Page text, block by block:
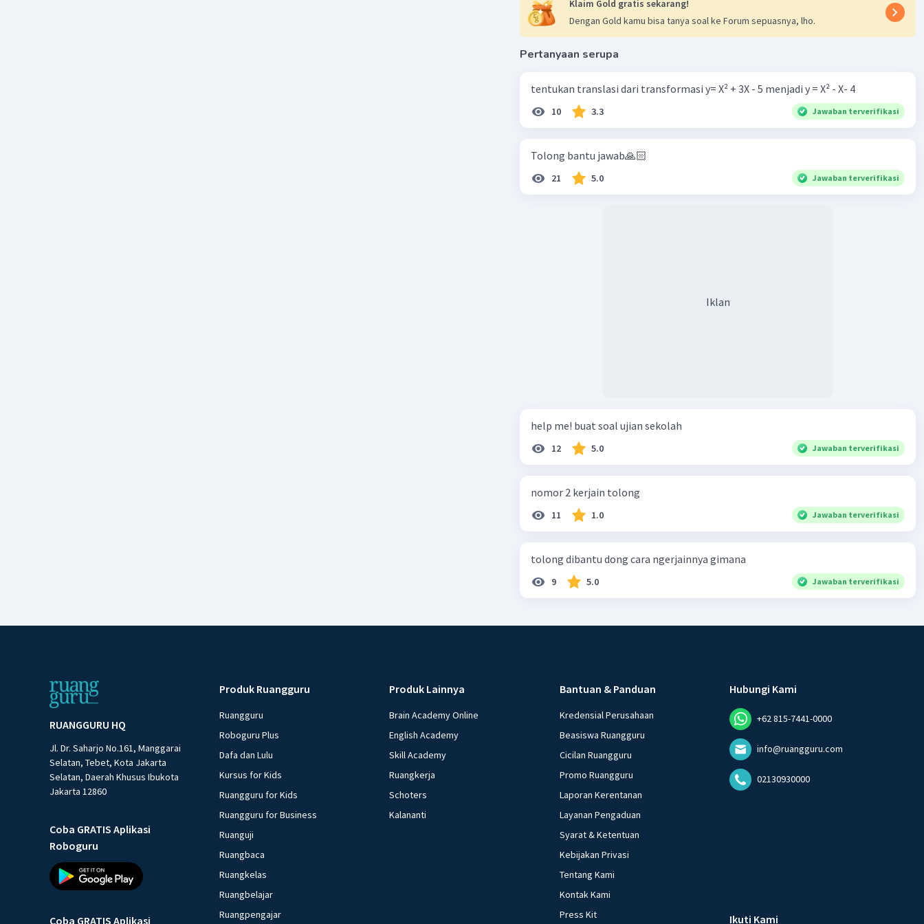
Klaim Gold gratis sekarang!
Dengan Gold kamu bisa tanya soal ke Forum sepuasnya, lho.
Pertanyaan serupa
tentukan translasi dari transformasi y= X² + 3X - 5 menjadi y = X² - X- 4
10 3.3 Jawaban terverifikasi
Tolong bantu jawab🙏🏻
21 5.0 Jawaban terverifikasi
Iklan
help me! buat soal ujian sekolah
12 5.0 Jawaban terverifikasi
nomor 2 kerjain tolong
11 1.0 Jawaban terverifikasi
tolong dibantu dong cara ngerjainnya gimana
9 5.0 Jawaban terverifikasi
RUANGGURU HQ
Jl. Dr. Saharjo No.161, Manggarai
Selatan, Tebet, Kota Jakarta
Selatan, Daerah Khusus Ibukota
Jakarta 12860
Coba GRATIS Aplikasi
Roboguru
Coba GRATIS Aplikasi
Produk Ruangguru
Ruangguru
Roboguru Plus
Dafa dan Lulu
Kursus for Kids
Ruangguru for Kids
Ruangguru for Business
Ruanguji
Ruangbaca
Ruangkelas
Ruangbelajar
Ruangpengajar
Produk Lainnya
Brain Academy Online
English Academy
Skill Academy
Ruangkerja
Schoters
Kalananti
Bantuan & Panduan
Kredensial Perusahaan
Beasiswa Ruangguru
Cicilan Ruangguru
Promo Ruangguru
Laporan Kerentanan
Layanan Pengaduan
Syarat & Ketentuan
Kebijakan Privasi
Tentang Kami
Kontak Kami
Press Kit
Hubungi Kami
+62 815-7441-0000
info@ruangguru.com
02130930000
Ikuti Kami